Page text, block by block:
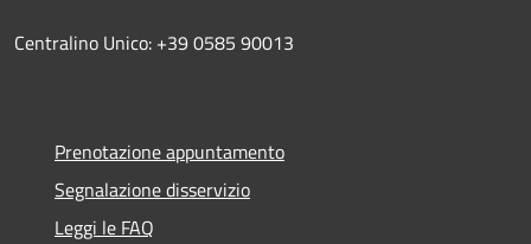
Centralino Unico: +39 0585 90013
Prenotazione appuntamento
Segnalazione disservizio
Leggi le FAQ